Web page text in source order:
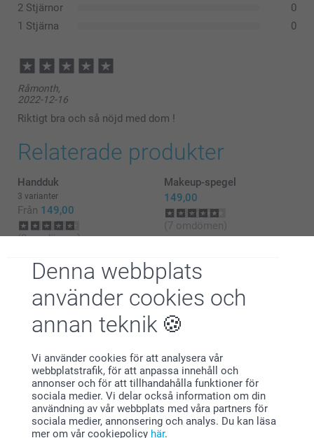
Denna webbplats
använder cookies och
annan teknik
Vi använder cookies för att analysera vår
webbplatstrafik, för att anpassa innehåll och
annonser och för att tillhandahålla funktioner för
sociala medier. Vi delar också information om din
användning av vår webbplats med våra partners för
sociala medier, annonsering och analys. Du kan läsa
mer om vår cookiepolicy här.
2 Stjärnor
0
1 Stjärna
0
Råmonth,
2022-12-16
Riktigt bra och så nöjd med dom !
Relaterade produkter
Handduk
3 varianter
Från 149,00
(8 omdömen)
Makeup-spegel
149,00
(7 omdömen)
Matta med foto
2 varianter
Från 299,00
(2 omdömen)
Personlig necessär
2 varianter
299,00
(5 omdömen)
Varförsmartphoto?